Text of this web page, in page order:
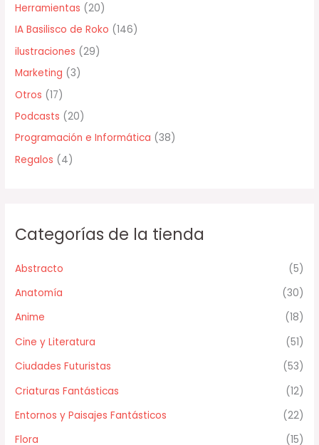
r
:
Herramientas (20)
IA Basilisco de Roko (146)
ilustraciones (29)
Marketing (3)
Otros (17)
Podcasts (20)
Programación e Informática (38)
Regalos (4)
Categorías de la tienda
Abstracto
(5)
Anatomía
(30)
Anime
(18)
Cine y Literatura
(51)
Ciudades Futuristas
(53)
Criaturas Fantásticas
(12)
Entornos y Paisajes Fantásticos
(22)
Flora
(15)